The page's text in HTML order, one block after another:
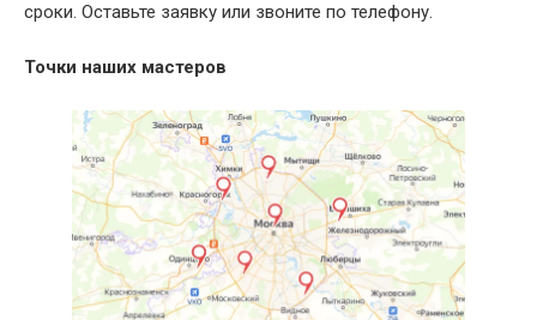
сроки. Оставьте заявку или звоните по телефону.
Точки наших мастеров